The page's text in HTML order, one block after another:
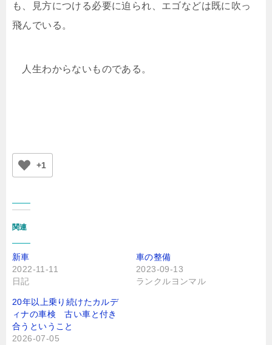
も、見方につける必要に迫られ、エゴなどは既に吹っ
飛んでいる。
人生わからないものである。
+1
関連
新車
2022-11-11
日記
車の整備
2023-09-13
ランクルヨンマル
20年以上乗り続けたカルデ
ィナの車検 古い車と付き
合うということ
2026-07-05